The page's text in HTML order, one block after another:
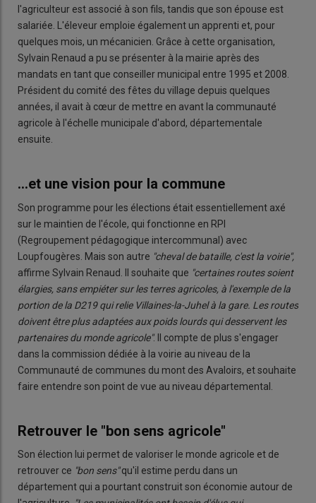
l'agriculteur est associé à son fils, tandis que son épouse est
salariée. L'éleveur emploie également un apprenti et, pour
quelques mois, un mécanicien. Grâce à cette organisation,
Sylvain Renaud a pu se présenter à la mairie après des
mandats en tant que conseiller municipal entre 1995 et 2008.
Président du comité des fêtes du village depuis quelques
années, il avait à cœur de mettre en avant la communauté
agricole à l'échelle municipale d'abord, départementale
ensuite.
...et une vision pour la commune
Son programme pour les élections était essentiellement axé
sur le maintien de l'école, qui fonctionne en RPI
(Regroupement pédagogique intercommunal) avec
Loupfougères. Mais son autre "cheval de bataille, c'est la voirie",
affirme Sylvain Renaud. Il souhaite que "certaines routes soient
élargies, sans empiéter sur les terres agricoles, à l'exemple de la
portion de la D219 qui relie Villaines-la-Juhel à la gare. Les routes
doivent être plus adaptées aux poids lourds qui desservent les
partenaires du monde agricole". Il compte de plus s'engager
dans la commission dédiée à la voirie au niveau de la
Communauté de communes du mont des Avaloirs, et souhaite
faire entendre son point de vue au niveau départemental.
Retrouver le "bon sens agricole"
Son élection lui permet de valoriser le monde agricole et de
retrouver ce "bon sens"qu'il estime perdu dans un
département qui a pourtant construit son économie autour de